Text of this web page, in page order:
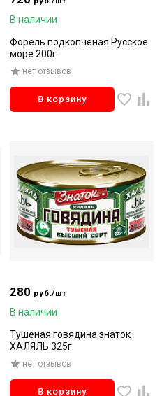
В наличии
Форель подкопченая Русское
море 200г
нет отзывов
В корзину
280 руб./шт
В наличии
Тушеная говядина знаток
ХАЛЯЛЬ 325г
нет отзывов
В корзину